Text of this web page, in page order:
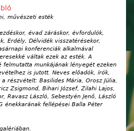
művészeti esték
évad záráskor, évfordulók,
Erdély, Délvidék visszatérésekor,
konferenciák alkalmával
váltak ezek az esték. A
felmutatta munkájának lényegét ezeken
is jutott. Neves előadók, írók,
részvételt: Basilides Mária, Orosz Júlia,
Zsigmond, Bihari József, Zilahi Lajos,
Ravasz László, Sebestyén Jenő, László
énekkarának fellépései Balla Péter